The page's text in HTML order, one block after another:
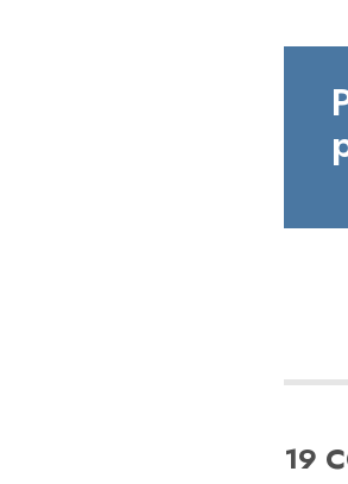
19